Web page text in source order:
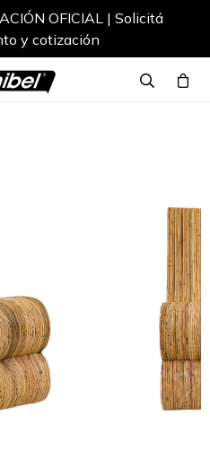
OFICIAL | Solicitá
y cotización